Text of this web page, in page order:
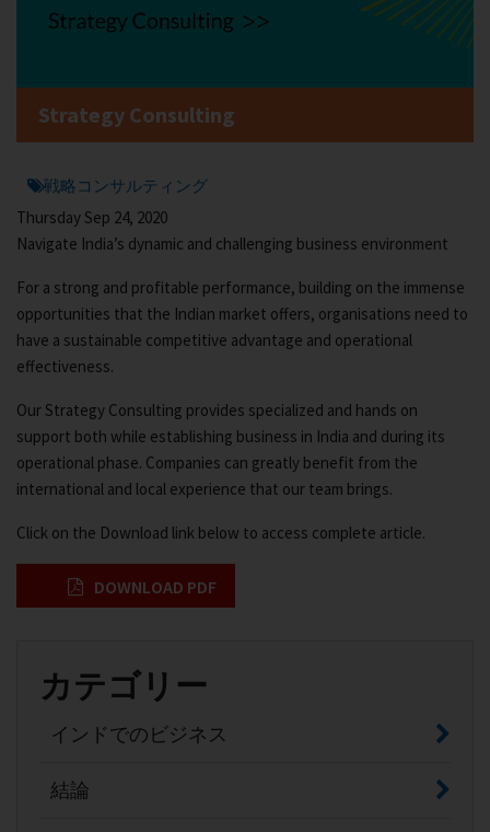
Strategy Consulting
戦略コンサルティング
Thursday Sep 24, 2020
Navigate India’s dynamic and challenging business environment
For a strong and profitable performance, building on the immense
opportunities that the Indian market offers, organisations need to
have a sustainable competitive advantage and operational
effectiveness.
Our Strategy Consulting provides specialized and hands on
support both while establishing business in India and during its
operational phase. Companies can greatly benefit from the
international and local experience that our team brings.
Click on the Download link below to access complete article.
DOWNLOAD PDF
カテゴリー
インドでのビジネス
結論